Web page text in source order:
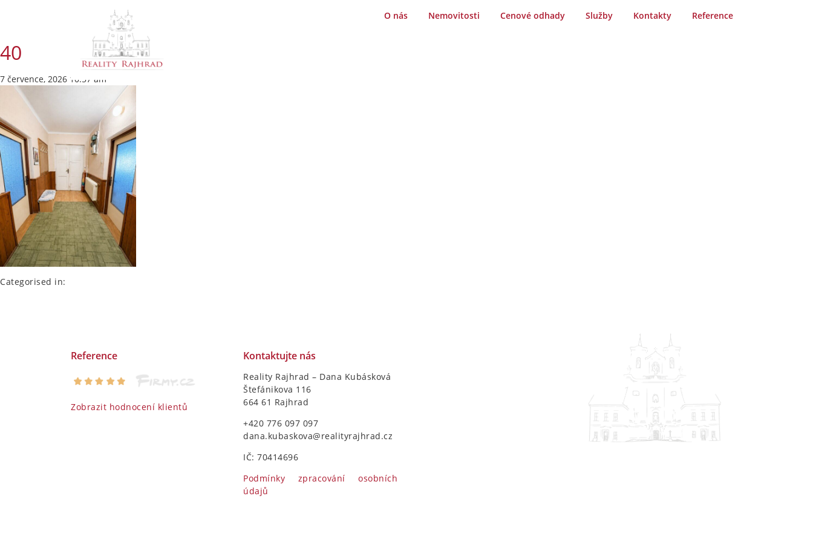
O nás Nemovitosti Cenové odhady Služby Kontakty Reference
40
7 července, 2026 10:57 am
Categorised in:
Reference
Zobrazit hodnocení klientů
Kontaktujte nás
Reality Rajhrad – Dana Kubásková
Štefánikova 116
664 61 Rajhrad
+420 776 097 097
dana.kubaskova@realityrajhrad.cz
IČ: 70414696
Podmínky zpracování osobních
údajů